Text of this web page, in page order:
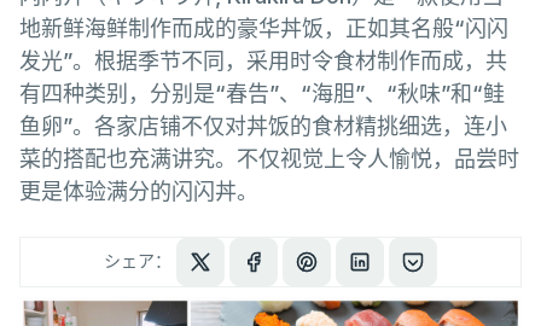
地新鲜海鲜制作而成的豪华丼饭，正如其名般“闪闪
发光”。根据季节不同，采用时令食材制作而成，共
有四种类别，分别是“春告”、“海胆”、“秋味”和“鲑
鱼卵”。各家店铺不仅对丼饭的食材精挑细选，连小
菜的搭配也充满讲究。不仅视觉上令人愉悦，品尝时
更是体验满分的闪闪丼。
シェア：